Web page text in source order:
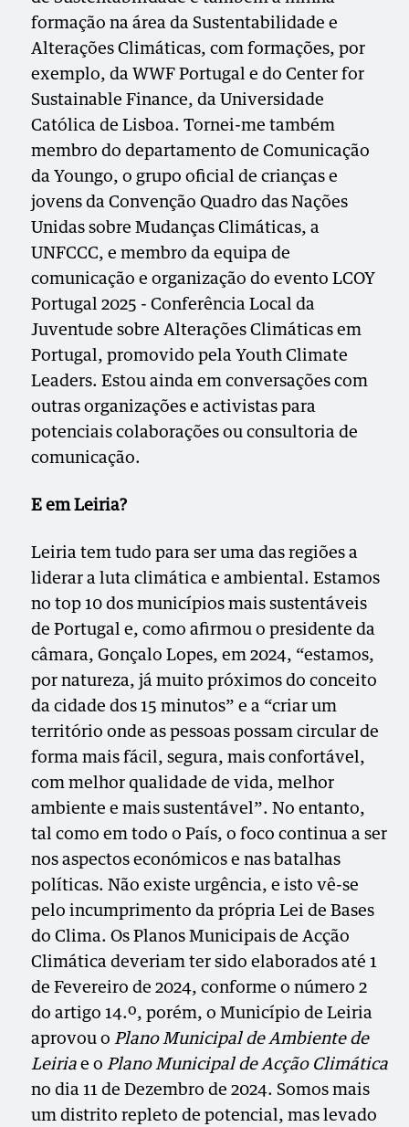
formação na área da Sustentabilidade e
Alterações Climáticas, com formações, por
exemplo, da WWF Portugal e do Center for
Sustainable Finance, da Universidade
Católica de Lisboa. Tornei-me também
membro do departamento de Comunicação
da Youngo, o grupo oficial de crianças e
jovens da Convenção Quadro das Nações
Unidas sobre Mudanças Climáticas, a
UNFCCC, e membro da equipa de
comunicação e organização do evento LCOY
Portugal 2025 - Conferência Local da
Juventude sobre Alterações Climáticas em
Portugal, promovido pela Youth Climate
Leaders. Estou ainda em conversações com
outras organizações e activistas para
potenciais colaborações ou consultoria de
comunicação.
E em Leiria?
Leiria tem tudo para ser uma das regiões a
liderar a luta climática e ambiental. Estamos
no top 10 dos municípios mais sustentáveis
de Portugal e, como afirmou o presidente da
câmara, Gonçalo Lopes, em 2024, “estamos,
por natureza, já muito próximos do conceito
da cidade dos 15 minutos” e a “criar um
território onde as pessoas possam circular de
forma mais fácil, segura, mais confortável,
com melhor qualidade de vida, melhor
ambiente e mais sustentável”. No entanto,
tal como em todo o País, o foco continua a ser
nos aspectos económicos e nas batalhas
políticas. Não existe urgência, e isto vê-se
pelo incumprimento da própria Lei de Bases
do Clima. Os Planos Municipais de Acção
Climática deveriam ter sido elaborados até 1
de Fevereiro de 2024, conforme o número 2
do artigo 14.º, porém, o Município de Leiria
aprovou oPlano Municipal de Ambiente de
Leiria e oPlano Municipal de Acção Climática
no dia 11 de Dezembro de 2024. Somos mais
um distrito repleto de potencial, mas levado